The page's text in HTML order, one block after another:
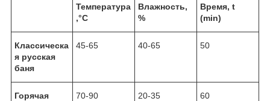
Температура
,°С
Влажность,
%
Время, t
(min)
Классическа
я русская
баня
45-65 40-65 50
Горячая
70-90 20-35 60